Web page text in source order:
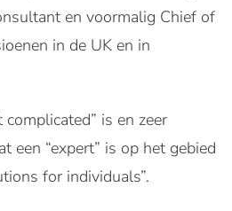
en voormalig Chief of
in de UK en in
is en zeer
een “expert” is op het gebied
for individuals”.